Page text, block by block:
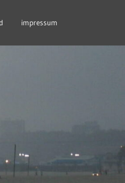
impressum